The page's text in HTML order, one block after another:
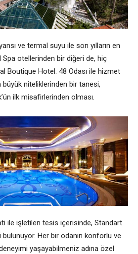
ve termal suyu ile son yılların en
otellerinden bir diğeri de, hiç
Boutique Hotel. 48 Odası ile hizmet
niteliklerinden bir tanesi,
ilk misafirlerinden olması.
ile işletilen tesis içerisinde, Standart
Her bir odanın konforlu ve
yaşayabilmeniz adına özel